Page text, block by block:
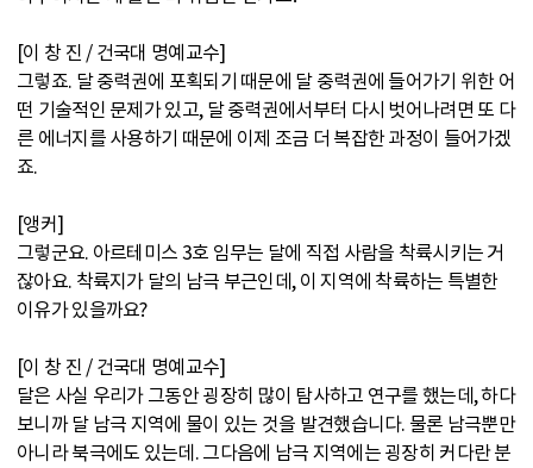
[이 창 진 / 건국대 명예교수]
그렇죠. 달 중력권에 포획되기 때문에 달 중력권에 들어가기 위한 어
떤 기술적인 문제가 있고, 달 중력권에서부터 다시 벗어나려면 또 다
른 에너지를 사용하기 때문에 이제 조금 더 복잡한 과정이 들어가겠
죠.
[앵커]
그렇군요. 아르테미스 3호 임무는 달에 직접 사람을 착륙시키는 거
잖아요. 착륙지가 달의 남극 부근인데, 이 지역에 착륙하는 특별한
이유가 있을까요?
[이 창 진 / 건국대 명예교수]
달은 사실 우리가 그동안 굉장히 많이 탐사하고 연구를 했는데, 하다
보니까 달 남극 지역에 물이 있는 것을 발견했습니다. 물론 남극뿐만
아니라 북극에도 있는데. 그다음에 남극 지역에는 굉장히 커다란 분